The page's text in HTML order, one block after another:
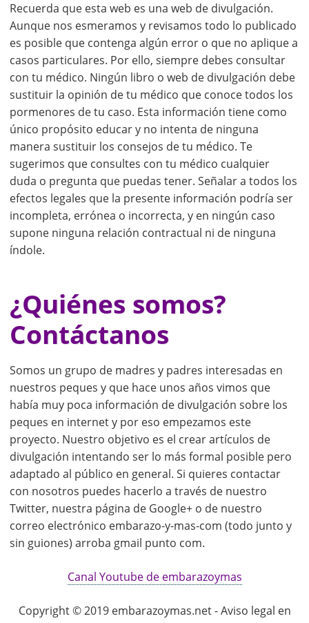
Recuerda que esta web es una web de divulgación.
Aunque nos esmeramos y revisamos todo lo publicado
es posible que contenga algún error o que no aplique a
casos particulares. Por ello, siempre debes consultar
con tu médico. Ningún libro o web de divulgación debe
sustituir la opinión de tu médico que conoce todos los
pormenores de tu caso. Esta información tiene como
único propósito educar y no intenta de ninguna
manera sustituir los consejos de tu médico. Te
sugerimos que consultes con tu médico cualquier
duda o pregunta que puedas tener. Señalar a todos los
efectos legales que la presente información podría ser
incompleta, errónea o incorrecta, y en ningún caso
supone ninguna relación contractual ni de ninguna
índole.
¿Quiénes somos?
Contáctanos
Somos un grupo de madres y padres interesadas en
nuestros peques y que hace unos años vimos que
había muy poca información de divulgación sobre los
peques en internet y por eso empezamos este
proyecto. Nuestro objetivo es el crear artículos de
divulgación intentando ser lo más formal posible pero
adaptado al público en general. Si quieres contactar
con nosotros puedes hacerlo a través de nuestro
Twitter, nuestra página de Google+ o de nuestro
correo electrónico embarazo-y-mas-com (todo junto y
sin guiones) arroba gmail punto com.
Canal Youtube de embarazoymas
Copyright © 2019 embarazoymas.net - Aviso legal en